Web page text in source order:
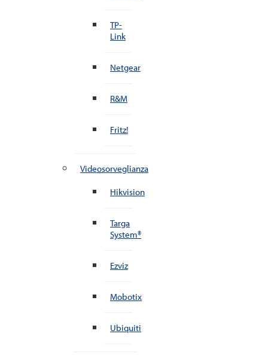
TP-
Link
Netgear
R&M
Fritz!
Videosorveglianza
Hikvision
Targa
System®
Ezviz
Mobotix
Ubiquiti